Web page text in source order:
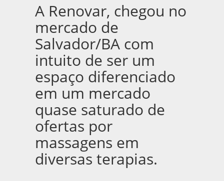
A Renovar, chegou no
mercado de
Salvador/BA com
intuito de ser um
espaço diferenciado
em um mercado
quase saturado de
ofertas por
massagens em
diversas terapias.